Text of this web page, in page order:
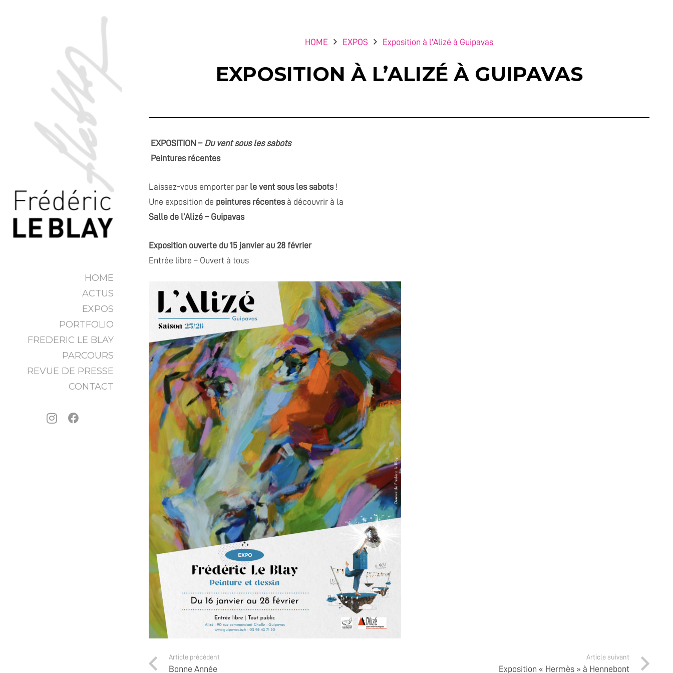
HOME
ACTUS
EXPOS
PORTFOLIO
FREDERIC LE BLAY
PARCOURS
REVUE DE PRESSE
CONTACT
HOME EXPOS Exposition à l’Alizé à Guipavas
EXPOSITION À L’ALIZÉ À GUIPAVAS
EXPOSITION – Du vent sous les sabots
Peintures récentes
Laissez-vous emporter par le vent sous les sabots!
Une exposition de peintures récentesà découvrir à la
Salle de l’Alizé – Guipavas
Exposition ouverte du 15 janvier au 28 février
Entrée libre – Ouvert à tous
Article précédent
Bonne Année
Article suivant
Exposition « Hermès » à Hennebont